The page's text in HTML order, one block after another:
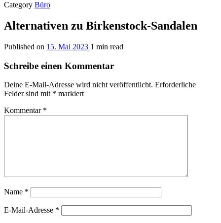
Category Büro
Alternativen zu Birkenstock-Sandalen
Published on 15. Mai 2023 1 min read
Schreibe einen Kommentar
Deine E-Mail-Adresse wird nicht veröffentlicht. Erforderliche
Felder sind mit * markiert
Kommentar *
Name *
E-Mail-Adresse *